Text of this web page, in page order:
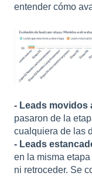
entender cómo
- Leads movidos
pasaron de la
cualquiera de las
- Leads
en la misma
ni retroceder. Se